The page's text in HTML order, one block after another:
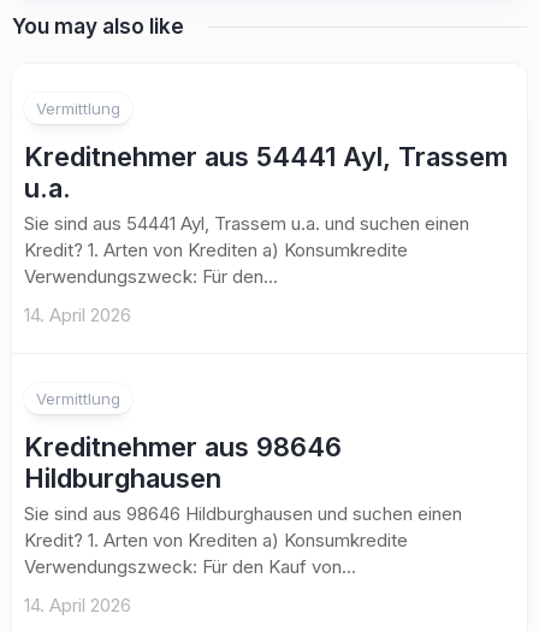
You may also like
Vermittlung
Kreditnehmer aus 54441 Ayl, Trassem
u.a.
Sie sind aus 54441 Ayl, Trassem u.a. und suchen einen
Kredit? 1. Arten von Krediten a) Konsumkredite
Verwendungszweck: Für den...
14. April 2026
Vermittlung
Kreditnehmer aus 98646
Hildburghausen
Sie sind aus 98646 Hildburghausen und suchen einen
Kredit? 1. Arten von Krediten a) Konsumkredite
Verwendungszweck: Für den Kauf von...
14. April 2026